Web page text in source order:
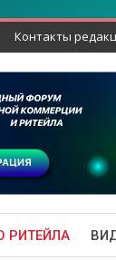
Контакты
РИТЕЙЛА